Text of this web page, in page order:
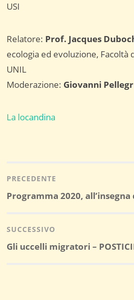
USI
Relatore: Prof. Jacques
ecologia ed evoluzione, Facoltà
UNIL
Moderazione: Giovanni
La locandina
articoli
PRECEDENTE
Post
Programma 2020,
SUCCESSIVO
Post
Gli uccelli migratori –